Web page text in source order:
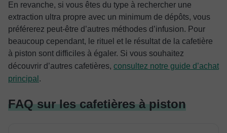
En revanche, si vous êtes du type à rechercher une
extraction ultra propre avec un minimum de dépôts, vous
préférerez peut-être d’autres méthodes d’infusion. Pour
beaucoup cependant, le rituel et le résultat de la cafetière
à piston sont difficiles à égaler. Si vous souhaitez
découvrir d’autres cafetières, consultez notre guide d’achat
principal .
FAQ sur les cafetières à piston